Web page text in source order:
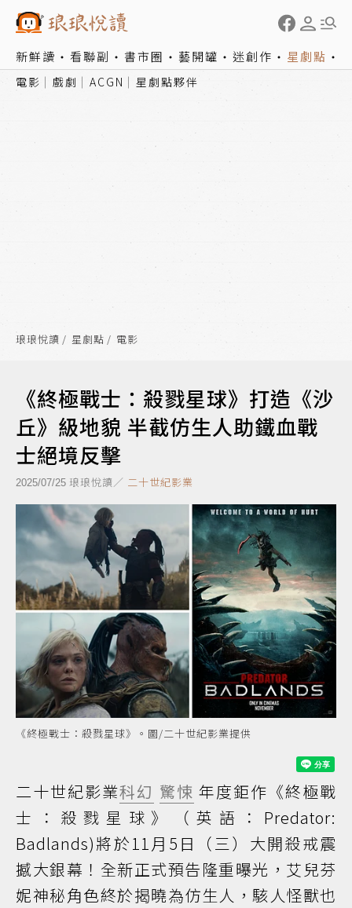
新鮮讀 看聯副 書市圈 藝開罐 迷創作 星劇點
電影 戲劇 ACGN 星劇點夥伴
琅琅悅讀 星劇點 電影
《終極戰士：殺戮星球》打造《沙
丘》級地貌 半截仿生人助鐵血戰
士絕境反擊
2025/07/25 琅琅悅讀／ 二十世紀影業
《終極戰士：殺戮星球》。圖/二十世紀影業提供
二十世紀影業科幻 驚悚 年度鉅作《終極戰
士：殺戮星球》（英語：Predator:
Badlands)將於11月5日（三）大開殺戒震
撼大銀幕！全新正式預告隆重曝光，艾兒芬
妮神秘角色終於揭曉為仿生人，駭人怪獸也